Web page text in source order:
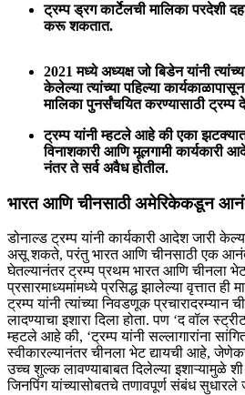
ट्रम्प ड्रग कार्टेलची मालिका परदेशी
करू शकतात.
2021 मध्ये अध्यक्ष जो बिडेन यांनी
केलेल्या त्यांच्या पहिल्या
मालिका पुनर्संचयित करण्यासाठी
ट्रम्प यांनी म्हटले आहे की एका
विनाशकारी आणि मूलगामी कार्यकारी
नंतर ते सर्व अवैध होतील.
भारत आणि चीनसाठी अमेरिकेकडून
डोनाल्ड ट्रम्प यांनी कार्यकारी आदेश जारी
असू शकते, परंतु भारत आणि चीनसाठी एक
घेतल्यानंतर ट्रम्प प्रथम भारत आणि चीनला
प्रसारमाध्यमांमध्ये प्रसिद्ध झालेल्या वृत्तात ही
ट्रम्प यांनी त्यांच्या निवडणूक प्रचारादरम्यान
लादण्याचा इशारा दिला होता. पण ‘द वॉल
म्हटले आहे की, ‘ट्रम्प यांनी सल्लागारांना
स्वीकारल्यानंतर चीनला भेट द्यायची आहे,
उच्च शुल्क लावण्याबाबत दिलेल्या इशाऱ्यामुळे
जिनपिंग यांच्यासोबतचे तणावपूर्ण संबंध